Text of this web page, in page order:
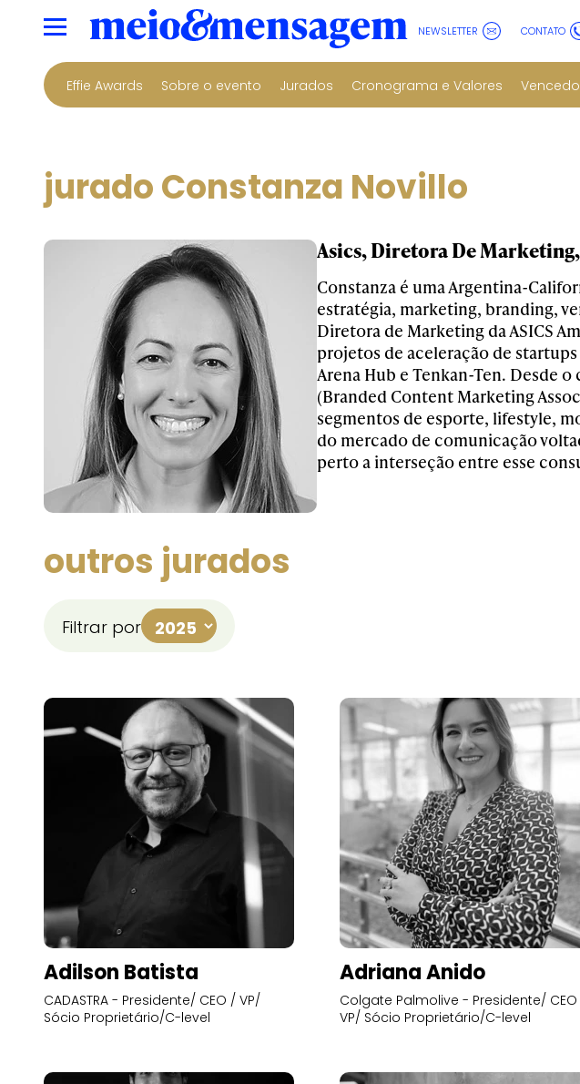
NEWSLETTER CONTATO
Effie Awards Sobre o evento Jurados Cronograma e Valores
jurado Constanza Novillo
Asics, Diretora De
Constanza é uma Argentina-
estratégia, marketing, branding,
Diretora de Marketing da ASICS
projetos de aceleração de
Arena Hub e Tenkan-Ten. Desde
(Branded Content Marketing
segmentos de esporte, lifestyle,
do mercado de comunicação
perto a interseção entre esse
outros jurados
Filtrar por
Adilson Batista
CADASTRA - Presidente/ CEO / VP/
Sócio Proprietário/C-level
Adriana Anido
Colgate Palmolive - Presidente/
VP/ Sócio Proprietário/C-level